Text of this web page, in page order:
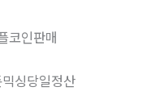
코인판매
싱당일정산